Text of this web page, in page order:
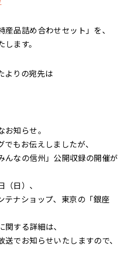
品詰め合わせセット」を、
ます。
よりの宛先は
知らせ。
もお伝えしましたが、
んなの信州」公開収録の開催が
日）、
テナショップ、東京の「銀座
する詳細は、
でお知らせいたしますので、